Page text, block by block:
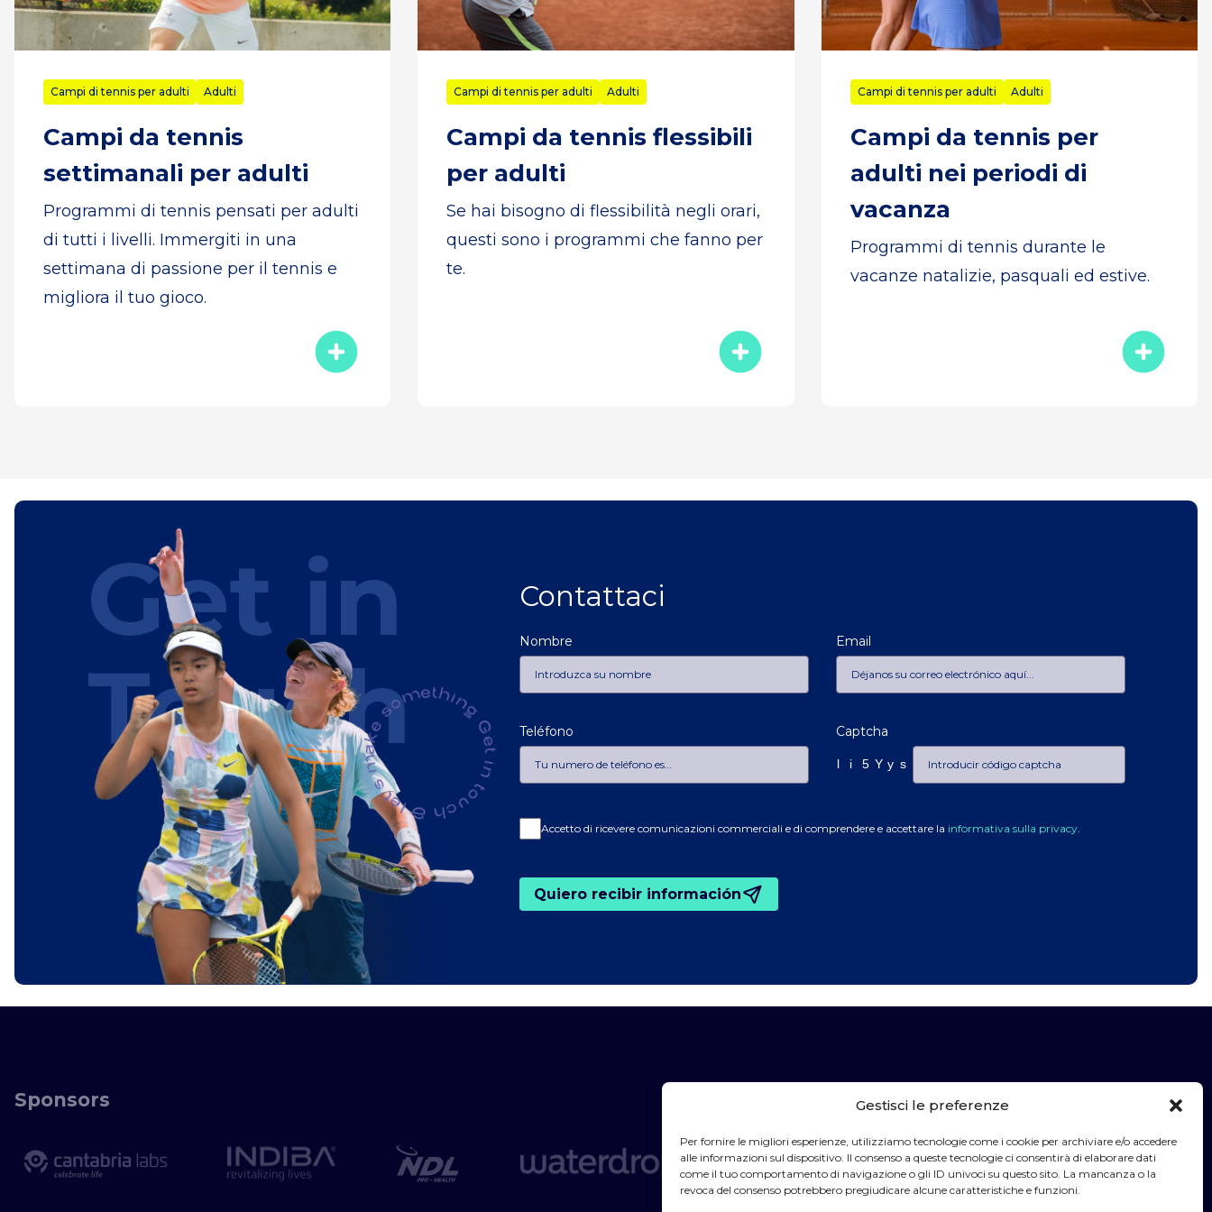
Gestisci le preferenze
Per fornire le migliori esperienze, utilizziamo tecnologie come i cookie per archiviare e/o accedere
alle informazioni sul dispositivo. Il consenso a queste tecnologie ci consentirà di elaborare dati
come il tuo comportamento di navigazione o gli ID univoci su questo sito. La mancanza o la
revoca del consenso potrebbero pregiudicare alcune caratteristiche e funzioni.
Campi di tennis per adulti Adulti
Campi da tennis
settimanali per adulti
Programmi di tennis pensati per adulti
di tutti i livelli. Immergiti in una
settimana di passione per il tennis e
migliora il tuo gioco.
Campi di tennis per adulti Adulti
Campi da tennis flessibili
per adulti
Se hai bisogno di flessibilità negli orari,
questi sono i programmi che fanno per
te.
Campi di tennis per adulti Adulti
Campi da tennis per
adulti nei periodi di
vacanza
Programmi di tennis durante le
vacanze natalizie, pasquali ed estive.
Get in
Touch
Contattaci
Nombre Email
Teléfono Captcha
Accetto di ricevere comunicazioni commerciali e di comprendere e accettare la informativa sulla privacy.
Quiero recibir información
Sponsors